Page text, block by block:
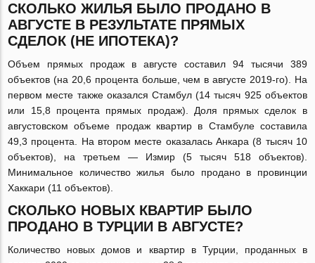
СКОЛЬКО ЖИЛЬЯ БЫЛО ПРОДАНО В
АВГУСТЕ В РЕЗУЛЬТАТЕ ПРЯМЫХ
СДЕЛОК (НЕ ИПОТЕКА)?
Объем прямых продаж в августе составил 94 тысячи 389
объектов (на 20,6 процента больше, чем в августе 2019-го). На
первом месте также оказался Стамбул (14 тысяч 925 объектов
или 15,8 процента прямых продаж). Доля прямых сделок в
августовском объеме продаж квартир в Стамбуле составила
49,3 процента. На втором месте оказалась Анкара (8 тысяч 10
объектов), на третьем — Измир (5 тысяч 518 объектов).
Минимальное количество жилья было продано в провинции
Хаккари (11 объектов).
СКОЛЬКО НОВЫХ КВАРТИР БЫЛО
ПРОДАНО В ТУРЦИИ В АВГУСТЕ?
Количество новых домов и квартир в Турции, проданных в